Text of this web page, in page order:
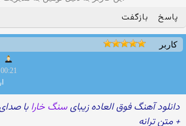
پاسخ بازگفت
کاربر
دانلود آهنگ فوق العاده زیبایسنگ خارا با
+ متن ترانه